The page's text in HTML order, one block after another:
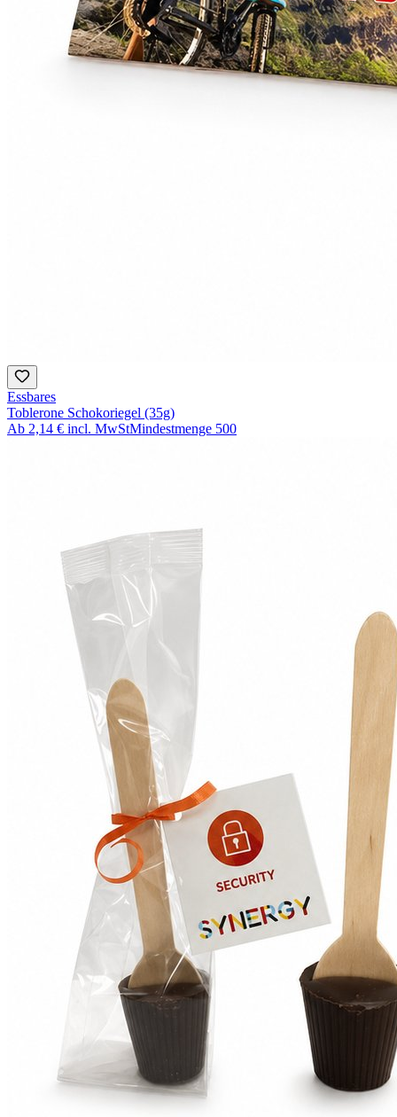
Essbares
Toblerone Schokoriegel (35g)
Ab 2,14 € incl. MwStMindestmenge 500